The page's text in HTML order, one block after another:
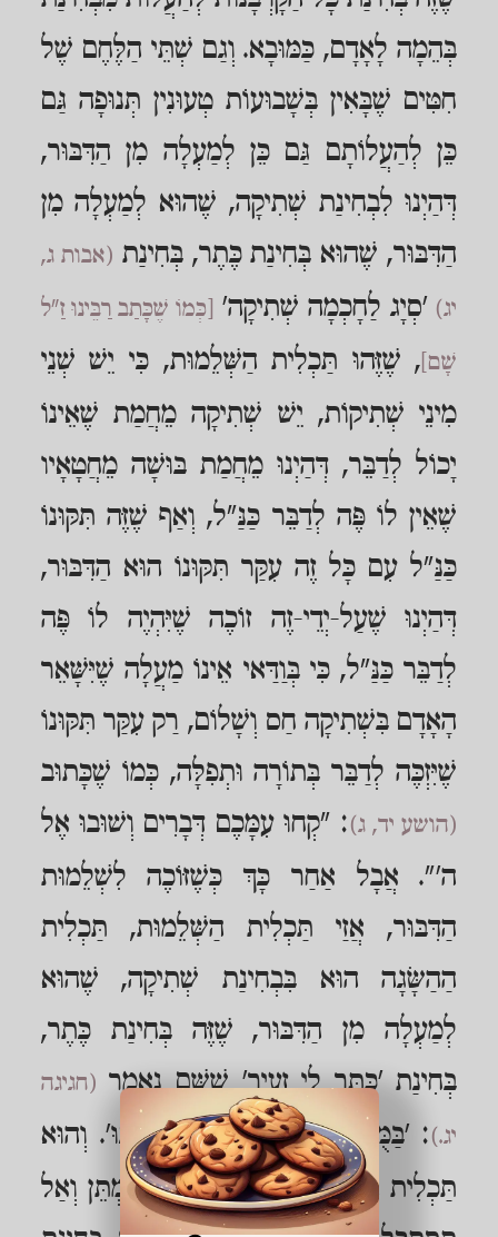
בְּהֵמָה לָאָדָם, כַּמּוּבָא. וְגַם שְׁתֵּי הַלֶּחֶם שֶׁל
חִטִּים שֶׁבָּאִין בְּשָׁבוּעוֹת טְעוּנִין תְּנוּפָה גַּם
כֵּן לְהַעֲלוֹתָם גַּם כֵּן לְמַעְלָה מִן הַדִּבּוּר,
דְּהַיְנוּ לִבְחִינַת שְׁתִיקָה, שֶׁהוּא לְמַעְלָה מִן
הַדִּבּוּר, שֶׁהוּא בְּחִינַת כֶּתֶר, בְּחִינַת (אבות ג,
יג) 'סְיָג לַחָכְמָה שְׁתִיקָה' [כְּמוֹ שֶׁכָּתַב רַבֵּינוּ זַ"ל
שָׁם] , שֶׁזֶּהוּ תַּכְלִית הַשְּׁלֵמוּת, כִּי יֵשׁ שְׁנֵי
מִינֵי שְׁתִיקוֹת, יֵשׁ שְׁתִיקָה מֵחֲמַת שֶׁאֵינוֹ
יָכוֹל לְדַבֵּר, דְּהַיְנוּ מֵחֲמַת בּוּשָׁה מֵחֲטָאָיו
שֶׁאֵין לוֹ פֶּה לְדַבֵּר כַּנַּ"ל, וְאַף שֶׁזֶּה תִּקּוּנוֹ
כַּנַּ"ל עִם כָּל זֶה עִקַּר תִּקּוּנוֹ הוּא הַדִּבּוּר,
דְּהַיְנוּ שֶׁעַל-יְדֵי-זֶה זוֹכֶה שֶׁיִּהְיֶה לוֹ פֶּה
לְדַבֵּר כַּנַּ"ל, כִּי בְּוַדַּאי אֵינוֹ מַעֲלָה שֶׁיִּשָּׁאֵר
הָאָדָם בִּשְׁתִיקָה חַס וְשָׁלוֹם, רַק עִקַּר תִּקּוּנוֹ
שֶׁיִּזְכֶּה לְדַבֵּר בְּתוֹרָה וּתְפִלָּה, כְּמוֹ שֶׁכָּתוּב
(הושע יד, ג): "קְחוּ עִמָּכֶם דְּבָרִים וְשׁוּבוּ אֶל
ה'". אֲבָל אַחַר כָּךְ כְּשֶׁזּוֹכֶה לִשְׁלֵמוּת
הַדִּבּוּר, אֲזַי תַּכְלִית הַשְּׁלֵמוּת, תַּכְלִית
הַהַשָּׂגָה הוּא בִּבְחִינַת שְׁתִיקָה, שֶׁהוּא
לְמַעְלָה מִן הַדִּבּוּר, שֶׁזֶּה בְּחִינַת כֶּתֶר,
בְּחִינַת 'כַּתַּר לִי זְעֵיר' שֶׁשָּׁם נֶאֱמַר (חגיגה
יג.): 'בַּמֻּפְלָא מִמְּךָ אַל תִּדְרֹשׁ' וְכוּ'. וְהוּא
תַּכְלִית הַהַשָּׂגָה, שֶׁהִיא בְּחִינַת 'הַמְתֵּן וְאַל